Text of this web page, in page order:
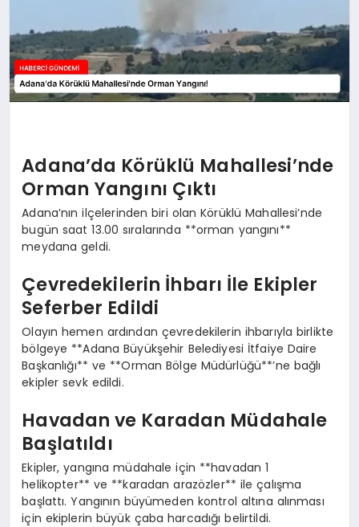
Adana’da Körüklü Mahallesi’nde
Orman Yangını Çıktı
Adana’nın ilçelerinden biri olan Körüklü Mahallesi’nde
bugün saat 13.00 sıralarında **orman yangını**
meydana geldi.
Çevredekilerin İhbarı İle Ekipler
Seferber Edildi
Olayın hemen ardından çevredekilerin ihbarıyla birlikte
bölgeye **Adana Büyükşehir Belediyesi İtfaiye Daire
Başkanlığı** ve **Orman Bölge Müdürlüğü**’ne bağlı
ekipler sevk edildi.
Havadan ve Karadan Müdahale
Başlatıldı
Ekipler, yangına müdahale için **havadan 1
helikopter** ve **karadan arazözler** ile çalışma
başlattı. Yangının büyümeden kontrol altına alınması
için ekiplerin büyük çaba harcadığı belirtildi.